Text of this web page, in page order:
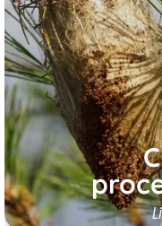
efficace et
formation des
pour une
En savoir plus